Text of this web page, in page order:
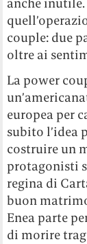
couple: due
oltre ai
La power
europea per
subito l’idea
costruire un
protagonisti
regina di
buon
Enea parte
di morire